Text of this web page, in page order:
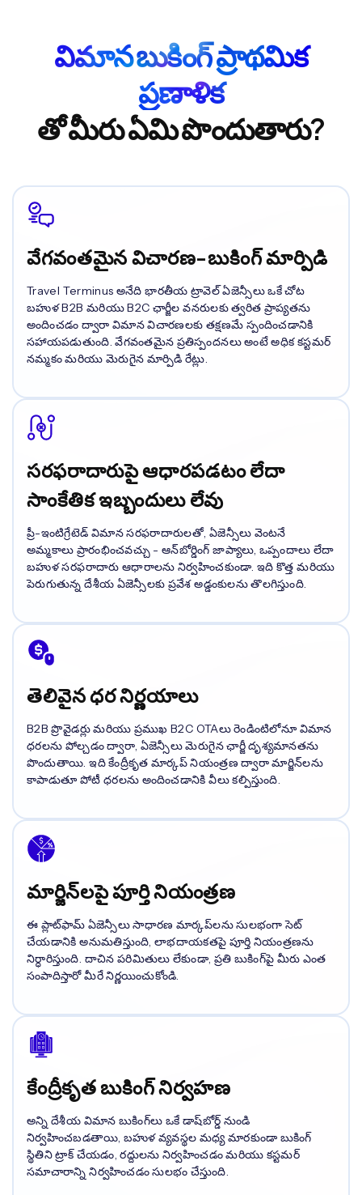
విమాన బుకింగ్ ప్రాథమిక
ప్రణాళిక
తో మీరు ఏమి పొందుతారు?
వేగవంతమైన విచారణ-బుకింగ్ మార్పిడి
Travel Terminus అనేది భారతీయ ట్రావెల్ ఏజెన్సీలు ఒకే చోట
బహుళ B2B మరియు B2C ఛార్జీల వనరులకు త్వరిత ప్రాప్యతను
అందించడం ద్వారా విమాన విచారణలకు తక్షణమే స్పందించడానికి
సహాయపడుతుంది. వేగవంతమైన ప్రతిస్పందనలు అంటే అధిక కస్టమర్
నమ్మకం మరియు మెరుగైన మార్పిడి రేట్లు.
సరఫరాదారుపై ఆధారపడటం లేదా
సాంకేతిక ఇబ్బందులు లేవు
ప్రీ-ఇంటిగ్రేటెడ్ విమాన సరఫరాదారులతో, ఏజెన్సీలు వెంటనే
అమ్మకాలు ప్రారంభించవచ్చు - ఆన్‌బోర్డింగ్ జాప్యాలు, ఒప్పందాలు లేదా
బహుళ సరఫరాదారు ఆధారాలను నిర్వహించకుండా. ఇది కొత్త మరియు
పెరుగుతున్న దేశీయ ఏజెన్సీలకు ప్రవేశ అడ్డంకులను తొలగిస్తుంది.
తెలివైన ధర నిర్ణయాలు
B2B ప్రొవైడర్లు మరియు ప్రముఖ B2C OTAలు రెండింటిలోనూ విమాన
ధరలను పోల్చడం ద్వారా, ఏజెన్సీలు మెరుగైన ఛార్జీ దృశ్యమానతను
పొందుతాయి. ఇది కేంద్రీకృత మార్కప్ నియంత్రణ ద్వారా మార్జిన్‌లను
కాపాడుతూ పోటీ ధరలను అందించడానికి వీలు కల్పిస్తుంది.
మార్జిన్‌లపై పూర్తి నియంత్రణ
ఈ ప్లాట్‌ఫామ్ ఏజెన్సీలు సాధారణ మార్కప్‌లను సులభంగా సెట్
చేయడానికి అనుమతిస్తుంది, లాభదాయకతపై పూర్తి నియంత్రణను
నిర్ధారిస్తుంది. దాచిన పరిమితులు లేకుండా, ప్రతి బుకింగ్‌పై మీరు ఎంత
సంపాదిస్తారో మీరే నిర్ణయించుకోండి.
కేంద్రీకృత బుకింగ్ నిర్వహణ
అన్ని దేశీయ విమాన బుకింగ్‌లు ఒకే డాష్‌బోర్డ్ నుండి
నిర్వహించబడతాయి, బహుళ వ్యవస్థల మధ్య మారకుండా బుకింగ్
స్థితిని ట్రాక్ చేయడం, రద్దులను నిర్వహించడం మరియు కస్టమర్
సమాచారాన్ని నిర్వహించడం సులభం చేస్తుంది.